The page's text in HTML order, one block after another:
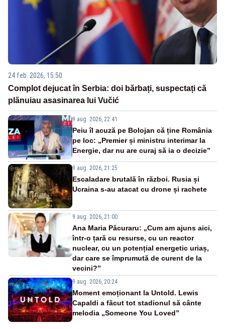
24 feb. 2026, 15:50
Complot dejucat în Serbia: doi bărbați, suspectați că
plănuiau asasinarea lui Vučić
9 aug. 2026, 22:41
Peiu îl acuză pe Bolojan că ține România
pe loc: „Premier și ministru interimar la
Energie, dar nu are curaj să ia o decizie”
9 aug. 2026, 21:25
Escaladare brutală în război. Rusia și
Ucraina s-au atacat cu drone și rachete
9 aug. 2026, 21:00
Ana Maria Păcuraru: „Cum am ajuns aici,
într-o țară cu resurse, cu un reactor
nuclear, cu un potențial energetic uriaș,
dar care se împrumută de curent de la
vecini?”
9 aug. 2026, 20:24
Moment emoționant la Untold. Lewis
Capaldi a făcut tot stadionul să cânte
melodia „Someone You Loved”